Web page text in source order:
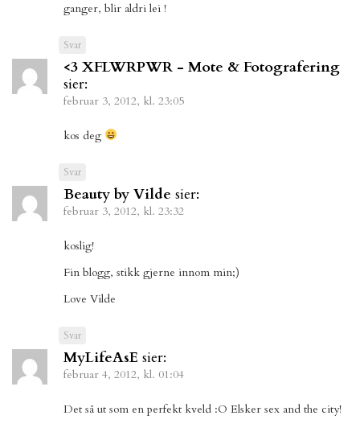
ganger, blir aldri lei !
Svar
<3 XFLWRPWR - Mote & Fotografering
sier:
februar 3, 2012, kl. 23:05
kos deg
Svar
Beauty by Vilde sier:
februar 3, 2012, kl. 23:32
koslig!
Fin blogg, stikk gjerne innom min;)
Love Vilde
Svar
MyLifeAsE sier:
februar 4, 2012, kl. 01:04
Det så ut som en perfekt kveld :O Elsker sex and the city!